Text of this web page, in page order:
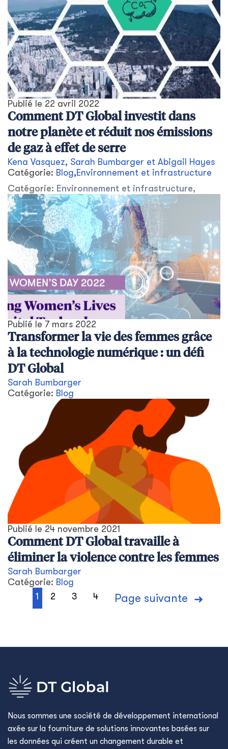
Publié le 22 avril 2022
Comment DT Global investit dans
notre planète et réduit nos émissions
de gaz à effet de serre
Kena Vasquez, Sarah Bumbarger et Abigail Hayes
Catégorie: Blog,Environnement et infrastructure
Catégorie: Environnement et infrastructure,
Publié le 7 mars 2022
Transformer la vie des femmes grâce
à la technologie numérique : un défi
DT Global
Sarah Bumbarger
Catégorie: Blog
Publié le 24 novembre 2021
Comment DT Global travaille à
éliminer la violence contre les femmes
Sarah Bumbarger
Catégorie: Blog
1
2 3 4 Page suivante
Nous sommes une société de développement international
axée sur la fourniture de solutions innovantes basées sur
les données qui créent un changement durable et